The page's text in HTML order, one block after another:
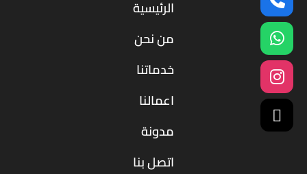
الرئيسية
من نحن
خدماتنا
اعمالنا
مدونة
اتصل بنا